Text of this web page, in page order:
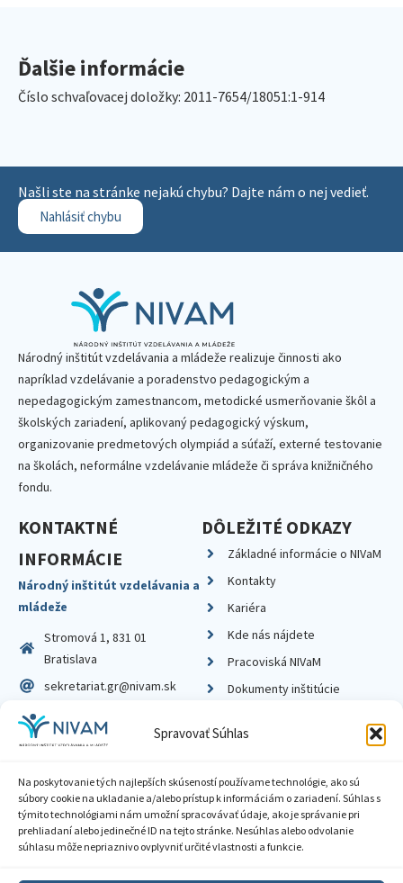
Spravovať Súhlas
Na poskytovanie tých najlepších skúseností používame technológie, ako sú
súbory cookie na ukladanie a/alebo prístup k informáciám o zariadení. Súhlas s
týmito technológiami nám umožní spracovávať údaje, ako je správanie pri
prehliadaní alebo jedinečné ID na tejto stránke. Nesúhlas alebo odvolanie
súhlasu môže nepriaznivo ovplyvniť určité vlastnosti a funkcie.
Ďalšie informácie
Číslo schvaľovacej doložky: 2011-7654/18051:1-914
Našli ste na stránke nejakú chybu? Dajte nám o nej vedieť.
Nahlásiť chybu
Národný inštitút vzdelávania a mládeže realizuje činnosti ako
napríklad vzdelávanie a poradenstvo pedagogickým a
nepedagogickým zamestnancom, metodické usmerňovanie škôl a
školských zariadení, aplikovaný pedagogický výskum,
organizovanie predmetových olympiád a súťaží, externé testovanie
na školách, neformálne vzdelávanie mládeže či správa knižničného
fondu.
KONTAKTNÉ
INFORMÁCIE
Národný inštitút vzdelávania a
mládeže
Stromová 1, 831 01
Bratislava
sekretariat.gr@nivam.sk
IČO: 00164348
DIČ: 2020798714
DÔLEŽITÉ ODKAZY
Základné informácie o NIVaM
Kontakty
Kariéra
Kde nás nájdete
Pracoviská NIVaM
Dokumenty inštitúcie
Zásady ochrany súkromia